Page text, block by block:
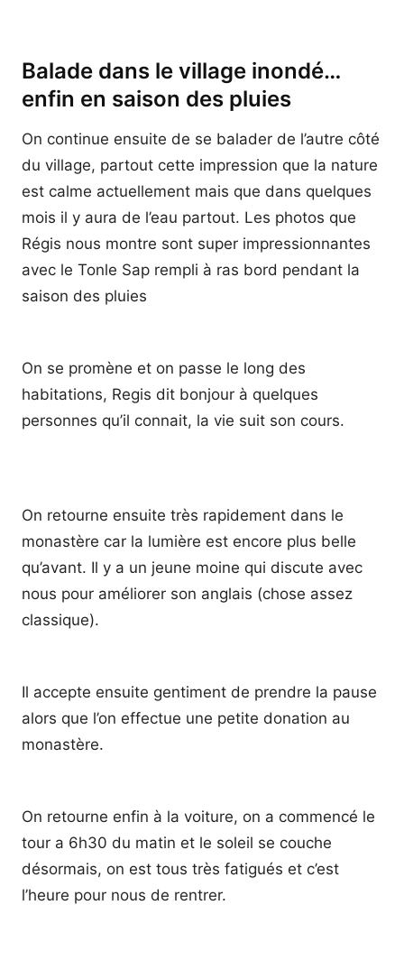
Balade dans le village inondé…
enfin en saison des pluies
On continue ensuite de se balader de l’autre côté
du village, partout cette impression que la nature
est calme actuellement mais que dans quelques
mois il y aura de l’eau partout. Les photos que
Régis nous montre sont super impressionnantes
avec le Tonle Sap rempli à ras bord pendant la
saison des pluies
On se promène et on passe le long des
habitations, Regis dit bonjour à quelques
personnes qu’il connait, la vie suit son cours.
On retourne ensuite très rapidement dans le
monastère car la lumière est encore plus belle
qu’avant. Il y a un jeune moine qui discute avec
nous pour améliorer son anglais (chose assez
classique).
Il accepte ensuite gentiment de prendre la pause
alors que l’on effectue une petite donation au
monastère.
On retourne enfin à la voiture, on a commencé le
tour a 6h30 du matin et le soleil se couche
désormais, on est tous très fatigués et c’est
l’heure pour nous de rentrer.